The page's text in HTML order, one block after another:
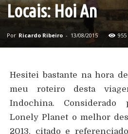
Locais: Hoi An
Por Ricardo Ribeiro - 13/08/2015 955
Hesitei bastante na hora
meu roteiro desta
Indochina.
Lonely Planet o melhor
2013, citado e